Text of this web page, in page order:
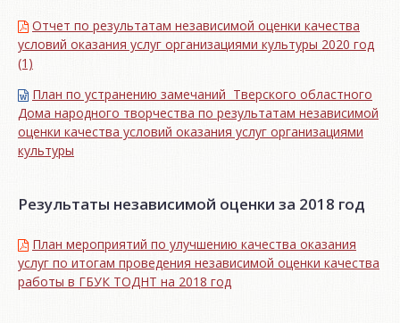
Отчет по результатам независимой оценки качества
условий оказания услуг организациями культуры 2020 год
(1)
План по устранению замечаний Тверского областного
Дома народного творчества по результатам независимой
оценки качества условий оказания услуг организациями
культуры
Результаты независимой оценки за 2018 год
План мероприятий по улучшению качества оказания
услуг по итогам проведения независимой оценки качества
работы в ГБУК ТОДНТ на 2018 год